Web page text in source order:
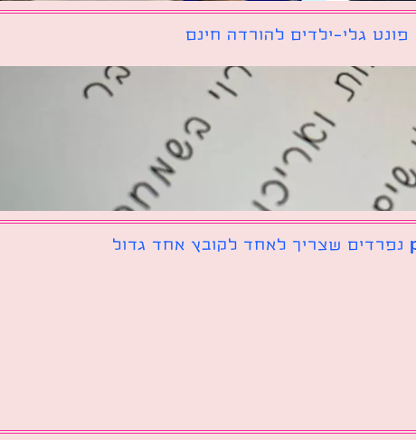
פונט גלי-ילדים להורדה חינם